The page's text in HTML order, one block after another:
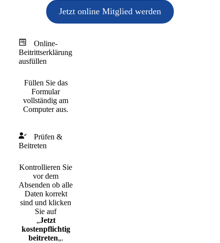
Jetzt online Mitglied werden
Online-
Beitrittserklärung
ausfüllen
Füllen Sie das
Formular
vollständig am
Computer aus.
Prüfen &
Beitreten
Kontrollieren Sie
vor dem
Absenden ob alle
Daten korrekt
sind und klicken
Sie auf
„Jetzt
kostenpflichtig
beitreten„.